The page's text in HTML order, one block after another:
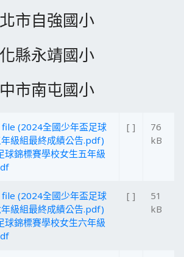
市自強國小
縣永靖國小
市南屯國小
球錦標賽學校女生五年級
[ ]
76
kB
球錦標賽學校女生六年級
[ ]
51
kB